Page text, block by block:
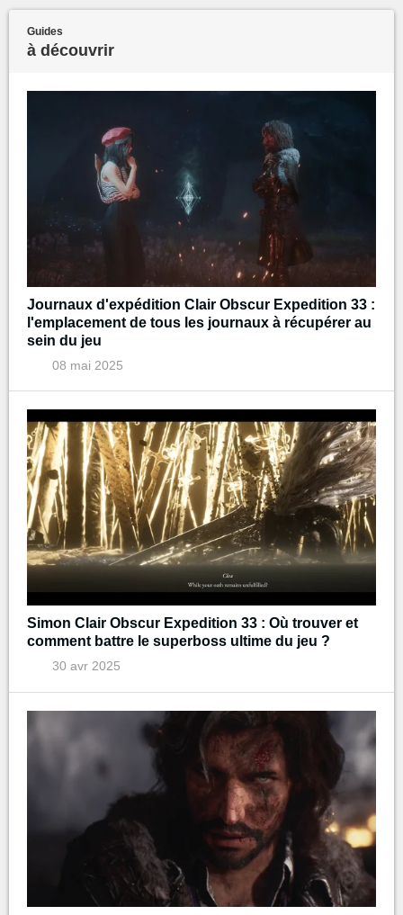
Guides
à découvrir
Journaux d'expédition Clair Obscur Expedition 33 :
l'emplacement de tous les journaux à récupérer au
sein du jeu
08 mai 2025
Simon Clair Obscur Expedition 33 : Où trouver et
comment battre le superboss ultime du jeu ?
30 avr 2025